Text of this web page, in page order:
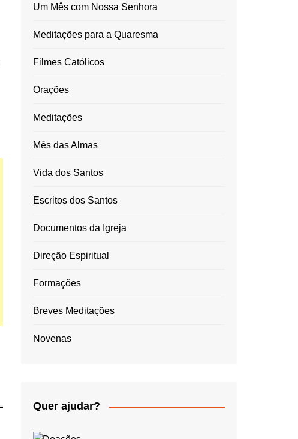
Um Mês com Nossa Senhora
Meditações para a Quaresma
Filmes Católicos
Orações
Meditações
Mês das Almas
Vida dos Santos
Escritos dos Santos
Documentos da Igreja
Direção Espiritual
Formações
Breves Meditações
Novenas
Quer ajudar?